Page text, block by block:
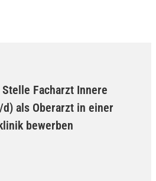
Facharzt Innere
als Oberarzt in einer
bewerben